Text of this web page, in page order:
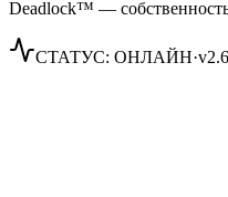
Deadlock™ —
СТАТУС: ОНЛАЙН·